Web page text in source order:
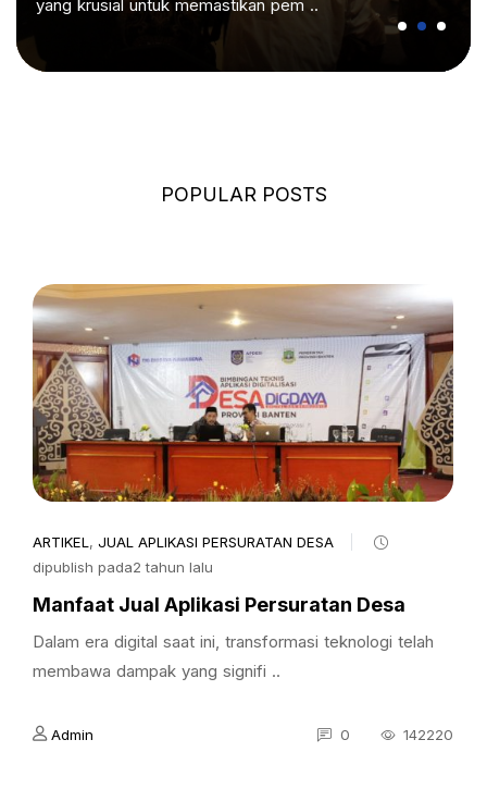
yang krusial untuk memastikan pem ..
POPULAR POSTS
ARTIKEL , JUAL APLIKASI PERSURATAN DESA
dipublish pada2 tahun lalu
Manfaat Jual Aplikasi Persuratan Desa
Dalam era digital saat ini, transformasi teknologi telah
membawa dampak yang signifi ..
Admin 0 142220